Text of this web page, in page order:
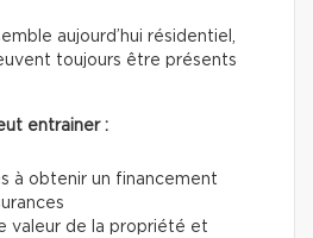
aujourd’hui résidentiel,
toujours être présents
entrainer :
à obtenir un financement
valeur de la propriété et